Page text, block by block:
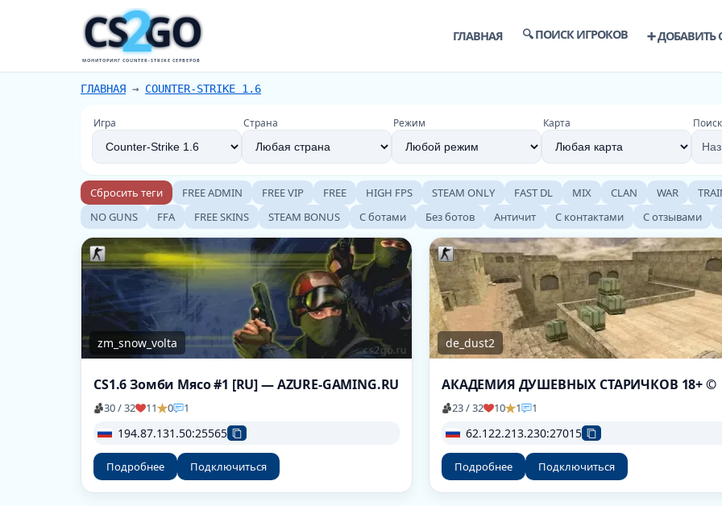
CS GO
2
МОНИТОРИНГ COUNTER-STRIKE СЕРВЕРОВ
ГЛАВНАЯ 🔍 ПОИСК ИГРОКОВ ➕ ДОБАВИТЬ
ГЛАВНАЯ → COUNTER-STRIKE 1.6
Игра Страна Режим Карта Поиск
Сбросить теги FREE ADMIN FREE VIP FREE HIGH FPS STEAM ONLY FAST DL MIX CLAN WAR
NO GUNS
FFA FREE SKINS STEAM BONUS С ботами Без ботов Античит С контактами С отзывами
zm_snow_volta
CS1.6 Зомби Мясо #1 [RU] — AZURE-GAMING.RU
30 / 32 11 0 1
194.87.131.50:25565
Подробнее Подключиться
de_dust2
АКАДЕМИЯ ДУШЕВНЫХ СТАРИЧКОВ 18+ ©
23 / 32 10 1 1
62.122.213.230:27015
Подробнее Подключиться